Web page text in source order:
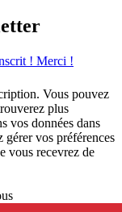
! Merci !
Vous pouvez
plus
vos données dans
gérer vos préférences
vous recevrez de